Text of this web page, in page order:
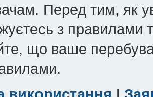
Перед тим, як
з правилами
що ваше